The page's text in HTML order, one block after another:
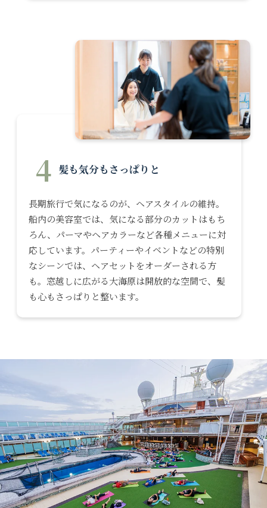
4 髪も気分もさっぱりと
長期旅行で気になるのが、ヘアスタイルの維持。
船内の美容室では、気になる部分のカットはもち
ろん、パーマやヘアカラーなど各種メニューに対
応しています。パーティーやイベントなどの特別
なシーンでは、ヘアセットをオーダーされる方
も。窓越しに広がる大海原は開放的な空間で、髪
も心もさっぱりと整います。